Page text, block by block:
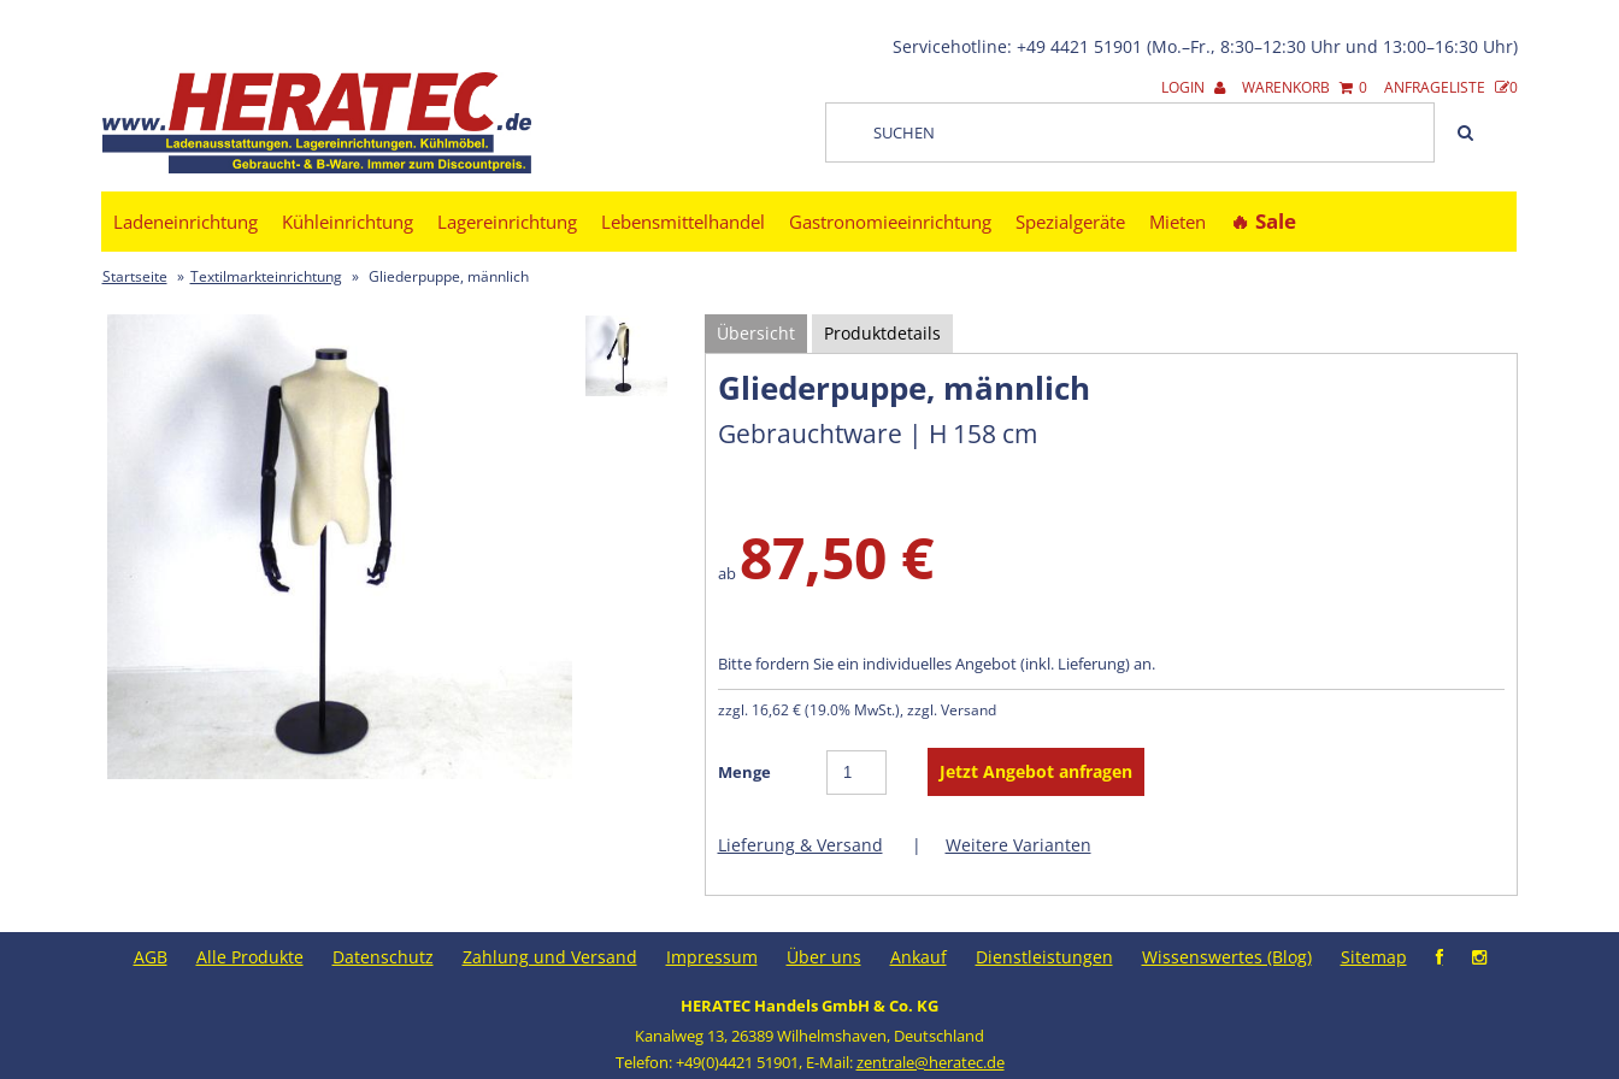
Servicehotline: +49 4421 51901 (Mo.–Fr., 8:30–12:30 Uhr und 13:00–16:30 Uhr)
LOGIN WARENKORB 0 ANFRAGELISTE 0
Ladeneinrichtung Kühleinrichtung Lagereinrichtung Lebensmittelhandel Gastronomieeinrichtung Spezialgeräte Mieten 🔥︎ Sale
Startseite » Textilmarkteinrichtung » Gliederpuppe, männlich
Übersicht Produktdetails
Gliederpuppe, männlich
Gebrauchtware | H 158 cm
ab 87,50 €
Bitte fordern Sie ein individuelles Angebot (inkl. Lieferung) an.
zzgl. 16,62 €(19.0% MwSt.), zzgl. Versand
Menge
Lieferung & Versand | Weitere Varianten
AGB Alle Produkte Datenschutz Zahlung und Versand Impressum Über uns Ankauf Dienstleistungen Wissenswertes (Blog) Sitemap
HERATEC Handels GmbH & Co. KG
Kanalweg 13,26389 Wilhelmshaven, Deutschland
Telefon: +49(0)4421 51901, E-Mail:zentrale@heratec.de